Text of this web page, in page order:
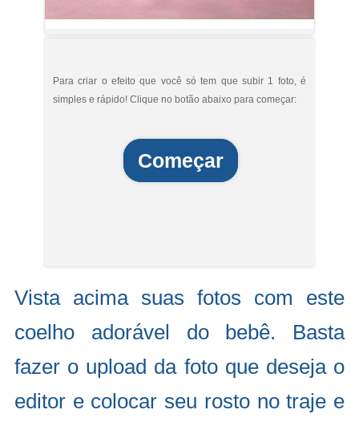
Para criar o efeito que você só tem que subir 1 foto, é
simples e rápido! Clique no botão abaixo para começar:
Começar
Vista acima suas fotos com este
coelho adorável do bebê. Basta
fazer o upload da foto que deseja o
editor e colocar seu rosto no traje e